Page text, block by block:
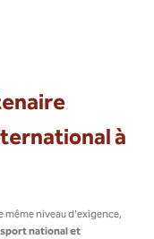
à
même niveau d'exigence,
national et